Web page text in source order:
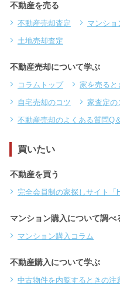
不動産を売る
不動産売却査定 マンショ
土地売却査定
不動産売却について学ぶ
コラムトップ 家を売ると
自宅売却のコツ
家査定の
不動産売却のよくある質問Q
買いたい
不動産を買う
完全会員制の家探しサイト「
マンション購入について調べ
マンション購入コラム
不動産購入について学ぶ
中古物件を内覧するときの注